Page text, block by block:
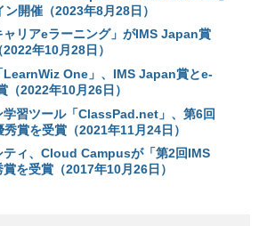
開催（2023年8月28日）
ャリアeラーニング」がIMS Japan賞
年10月28日）
LearnWiz One」、IMS Japan賞とe-
2022年10月26日）
学習ツール「ClassPad.net」、第6回
賞を受賞（2021年11月24日）
ティ、Cloud Campusが「第2回IMS
を受賞（2017年10月26日）